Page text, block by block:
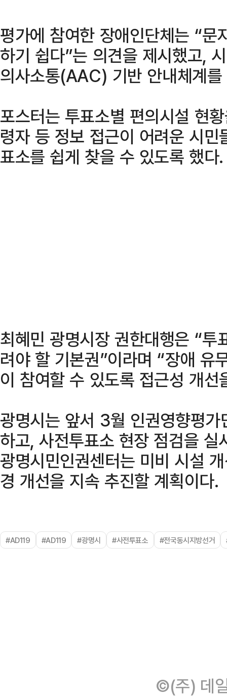
평가에 참여한 장애인단체는 “
하기 쉽다”는 의견을 제시했고,
의사소통(AAC) 기반 안내체계를
포스터는 투표소별 편의시설 현
령자 등 정보 접근이 어려운 시
표소를 쉽게 찾을 수 있도록 했다.
최혜민 광명시장 권한대행은 “
려야 할 기본권”이라며 “장애 유
이 참여할 수 있도록 접근성 개
광명시는 앞서 3월 인권영향평
하고, 사전투표소 현장 점검을 실
광명시민인권센터는 미비 시설
경 개선을 지속 추진할 계획이다.
#AD119 #AD119 #광명시 #사전투표소 #전국동시지방선거
©(주) 데